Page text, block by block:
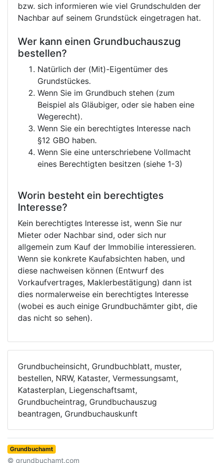
bzw. sich informieren wie viel Grundschulden der
Nachbar auf seinem Grundstück eingetragen hat.
Wer kann einen Grundbuchauszug
bestellen?
Natürlich der (Mit)-Eigentümer des
Grundstückes.
Wenn Sie im Grundbuch stehen (zum
Beispiel als Gläubiger, oder sie haben eine
Wegerecht).
Wenn Sie ein berechtigtes Interesse nach
§12 GBO haben.
Wenn Sie eine unterschriebene Vollmacht
eines Berechtigten besitzen (siehe 1-3)
Worin besteht ein berechtigtes
Interesse?
Kein berechtigtes Interesse ist, wenn Sie nur
Mieter oder Nachbar sind, oder sich nur
allgemein zum Kauf der Immobilie interessieren.
Wenn sie konkrete Kaufabsichten haben, und
diese nachweisen können (Entwurf des
Vorkaufvertrages, Maklerbestätigung) dann ist
dies normalerweise ein berechtigtes Interesse
(wobei es auch einige Grundbuchämter gibt, die
das nicht so sehen).
Grundbucheinsicht, Grundbuchblatt, muster,
bestellen, NRW, Kataster, Vermessungsamt,
Katasterplan, Liegenschaftsamt,
Grundbucheintrag, Grundbuchauszug
beantragen, Grundbuchauskunft
Grundbuchamt
© grundbuchamt.com